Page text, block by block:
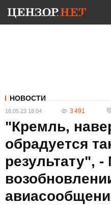
НОВОСТИ
16.05.23 18:04 3 491
"Кремль,
обрадуется
результату",